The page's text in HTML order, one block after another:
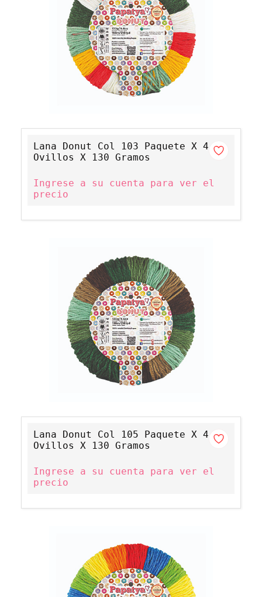
Lana Donut Col 103 Paquete X 4
Ovillos X 130 Gramos
Ingrese a su cuenta para ver el
precio
Lana Donut Col 105 Paquete X 4
Ovillos X 130 Gramos
Ingrese a su cuenta para ver el
precio